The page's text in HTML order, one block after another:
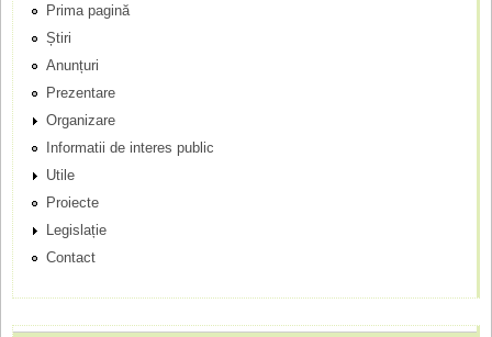
i
n
c
i
p
a
l
Prima pagină
Știri
Anunțuri
Prezentare
Organizare
Informatii de interes public
Utile
Proiecte
Legislație
Contact